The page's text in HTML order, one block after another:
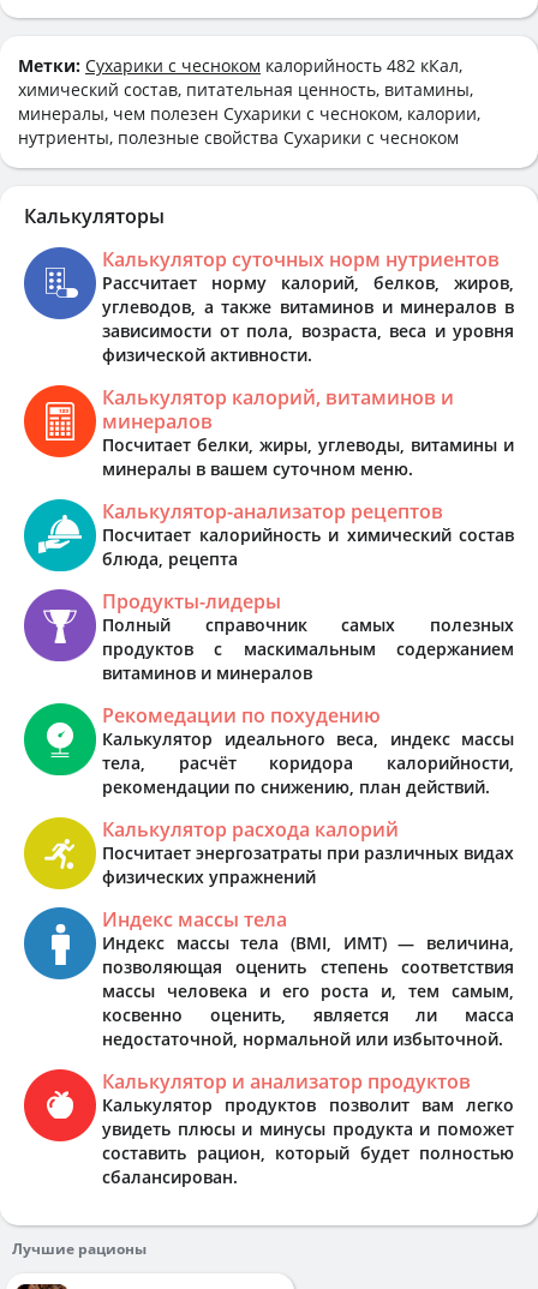
Метки: Сухарики с чесноком калорийность 482 кКал,
химический состав, питательная ценность, витамины,
минералы, чем полезен Сухарики с чесноком, калории,
нутриенты, полезные свойства Сухарики с чесноком
Калькуляторы
Калькулятор суточных норм нутриентов
Рассчитает норму калорий, белков, жиров,
углеводов, а также витаминов и минералов в
зависимости от пола, возраста, веса и уровня
физической активности.
Калькулятор калорий, витаминов и
минералов
Посчитает белки, жиры, углеводы, витамины и
минералы в вашем суточном меню.
Калькулятор-анализатор рецептов
Посчитает калорийность и химический состав
блюда, рецепта
Продукты-лидеры
Полный справочник самых полезных
продуктов с маскимальным содержанием
витаминов и минералов
Рекомедации по похудению
Калькулятор идеального веса, индекс массы
тела, расчёт коридора калорийности,
рекомендации по снижению, план действий.
Калькулятор расхода калорий
Посчитает энергозатраты при различных видах
физических упражнений
Индекс массы тела
Индекс массы тела (BMI, ИМТ) — величина,
позволяющая оценить степень соответствия
массы человека и его роста и, тем самым,
косвенно оценить, является ли масса
недостаточной, нормальной или избыточной.
Калькулятор и анализатор продуктов
Калькулятор продуктов позволит вам легко
увидеть плюсы и минусы продукта и поможет
составить рацион, который будет полностью
сбалансирован.
Лучшие рационы